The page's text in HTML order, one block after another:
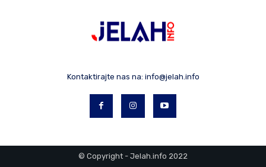
Kontaktirajte nas na: info@jelah.info
© Copyright - Jelah.info 2022